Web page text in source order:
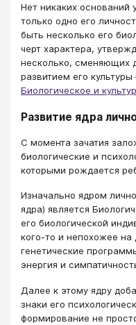
Нет никаких оснований
только одно его
быть несколько его
черт характера,
несколько, сменяющих
развитием его
Биологическое и
Развитие ядра
С момента зачатия
биологические и
которыми рождается
Изначально ядром
ядра) является
его биологической
кого-то и непохожее на
генетические
энергия и
Далее к этому ядру
знаки его
формирование не